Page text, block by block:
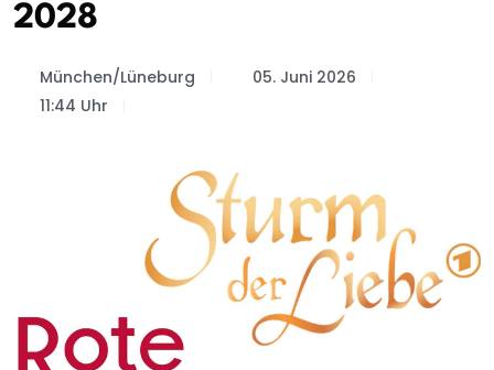
2028
München/Lüneburg
05. Juni 2026
11:44 Uhr